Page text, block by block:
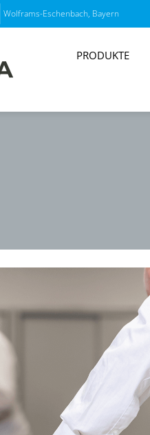
Wolframs-Eschenbach, Bayern
PRODUKTE